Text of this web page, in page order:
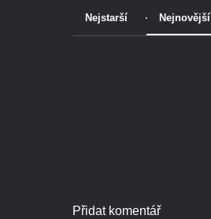
Nejstarší Nejnovější
Přidat komentář